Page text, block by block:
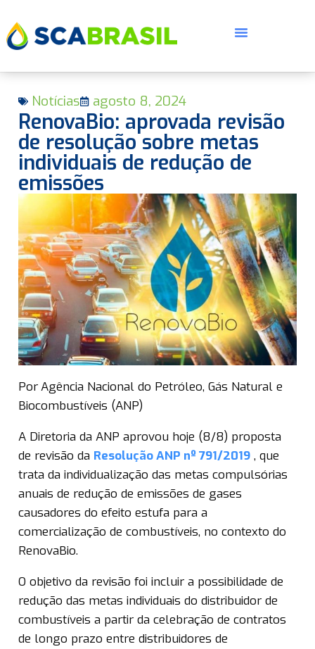
Notícias agosto 8, 2024
RenovaBio: aprovada revisão
de resolução sobre metas
individuais de redução de
emissões
PorAgência Nacional do Petróleo, Gás Natural e
Biocombustíveis (ANP)
A Diretoria da ANP aprovou hoje (8/8) proposta
de revisão da Resolução ANP nº 791/2019 , que
trata da individualização das metas compulsórias
anuais de redução de emissões de gases
causadores do efeito estufa para a
comercialização de combustíveis, no contexto do
RenovaBio.
O objetivo da revisão foi incluir a possibilidade de
redução das metas individuais do distribuidor de
combustíveis a partir da celebração de contratos
de longo prazo entre distribuidores de